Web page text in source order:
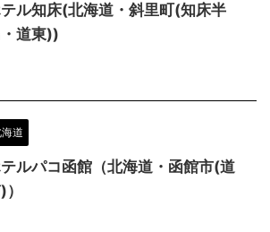
ル知床(北海道・斜里町(知床半
道東))
道
ルパコ函館（北海道・函館市(道